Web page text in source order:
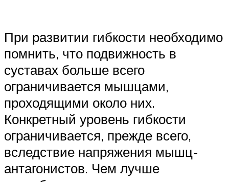
При развитии гибкости необходимо
помнить, что подвижность в
суставах больше всего
ограничивается мышцами,
проходящими около них.
Конкретный уровень гибкости
ограничивается, прежде всего,
вследствие напряжения мышц-
антагонистов. Чем лучше